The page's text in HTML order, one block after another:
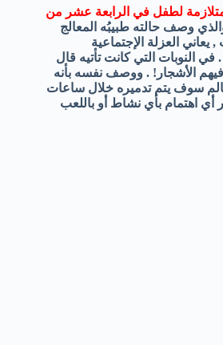
لطفل في الرابعة عشر من
وصف حالته طبيبُه المعالج
يعاني العزلة الإجتماعية
النوبات التي كانت تأتيه قال
الأشجار! . ووصف نفسه بأنه
سوف يتم تدميره خلال ساعات
أي اهتمام بأي نشاط أو باللعب